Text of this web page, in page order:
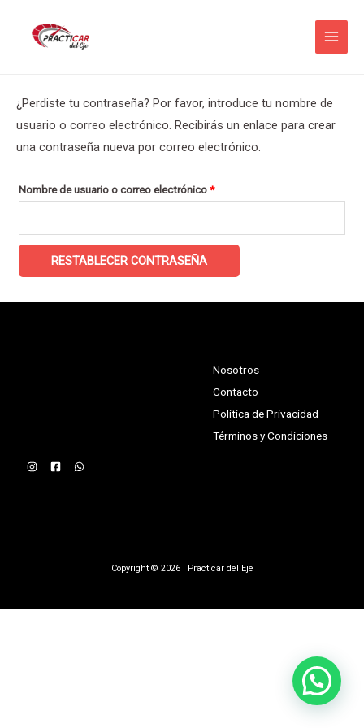
¿Perdiste tu contraseña? Por favor, introduce tu nombre de
usuario o correo electrónico. Recibirás un enlace para crear
una contraseña nueva por correo electrónico.
Nombre de usuario o correo electrónico *Obligatorio
RESTABLECER CONTRASEÑA
Nosotros
Contacto
Política de Privacidad
Términos y Condiciones
Copyright © 2026 | Practicar del Eje